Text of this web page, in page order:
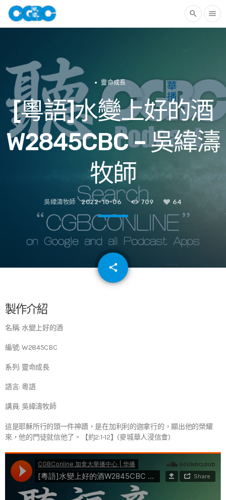
search menu
靈命成長
[粵語]水變上好的酒
W2845CBC – 吳緯濤
牧師
吳緯濤牧師 2022-10-06 709 64
share
email
製作介紹
名稱: 水變上好的酒
編號: W2845CBC
系列: 靈命成長
語言: 粵語
講員: 吳緯濤牧師
這是耶穌所行的頭一件神蹟，是在加利利的迦拿行的，顯出他的榮耀
來，他的門徒就信他了。【約2:1-12】(麥城華人浸信會)